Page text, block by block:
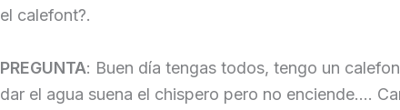
el calefont?.
PREGUNTA: Buen día tengas todos, tengo un
dar el agua suena el chispero pero no enciende….